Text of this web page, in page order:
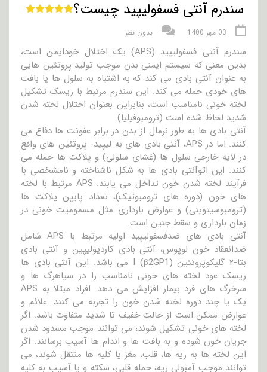
سندرم آنتی فسفولیپید چیست؟
03 مهر 1400 بدون نظر
سندرم آنتی فسفولیپید (APS) یک اختلال خودایمن است،
بدین معنی که سیستم ایمنی بدن موجب تولید پروتئین هایی
به عنوان آنتی بادی می کند که به اشتباه به سلول ها یا بافت
های خودی حمله می کند. این سندرم مرتبط با ریسک تشکیل
لخته خونی نامناسب است، بنابراین بعنوان اختلال لخته شدن
شدید لحاظ شده است (ترومبوفیلیا).
آنتی بادی ها به طور نرمال از بدن در برابر عفونت ها دفاع می
کنند. اما در APS، آنتی بادی های به لیپید- پروتئین های واقع
در لایه خارجی سلول ها (غشای سلولی) و پلاکت ها حمله می
کنند. این اتوآنتی بادی ها به شکل ناشناخته و نامشخصی با
فرآیند لخته شدن خون تداخل می یابند. APS مرتبط با لخته
های خون (دوره های ترومبوتیک)، تعداد پایین پلاکت ها
(ترومبوسیتوپنی) و عوارض بارداری مثل مسمومیت خونی در
زمان بارداری و سقط جنین است.
آنتی بادی های ضدفسفولیپید اولیه مرتبط با APS شامل
ضدانعقاد خون لوپوس، آنتی بادی کاردیولیپین و آنتی بادی
بتا-۲ گلیکوپروتئین I (β2GP1) می باشد. این آنتی بادی ها
ریسک عود لخته های خونی نامناسب را در سیاهرگ ها و
سرخرگ های فرد بیمار افزایش می دهد. افراد مبتلا به APS
یک یا چند دوره لخته شدن خون را تجربه می کنند. علائم و
عوارض ممکن است از حالت خفیف تا شدید متفاوت باشد. اگر
لخته های خونی تشکیل شوند، می توانند موجب مسدود شدن
جریان خون شوده و به بافت ها و اندام ها آسیب برسانند. اگر
این لخته ها به ریه ها، قلب، مغز یا کلیه ها منتقل شوند، می
توانند موجب آمبولی ریه، حمله قلبی، سکته و یا آسیب به کلیه